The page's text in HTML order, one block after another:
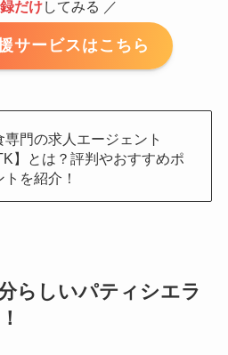
だけしてみる ／
サービスはこちら
専門の求人エージェント
】とは？評判やおすすめポ
トを紹介！
らしいパティシエラ